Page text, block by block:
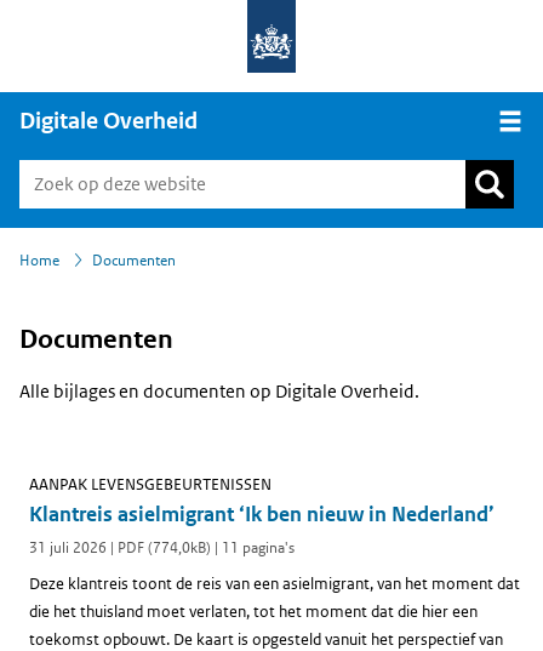
Digitale Overheid
Home
› Documenten
Documenten
Alle bijlages en documenten op Digitale Overheid.
Klantreis asielmigrant ‘Ik ben nieuw in Nederland’
AANPAK LEVENSGEBEURTENISSEN
31 juli 2026 | PDF (774,0kB) | 11 pagina's
Deze klantreis toont de reis van een asielmigrant, van het moment dat
die het thuisland moet verlaten, tot het moment dat die hier een
toekomst opbouwt. De kaart is opgesteld vanuit het perspectief van